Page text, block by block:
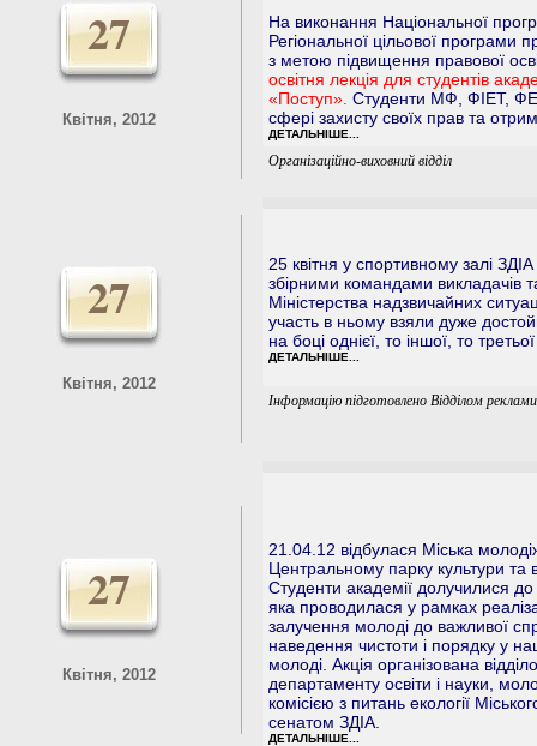
27
Квітня, 2012
На виконання Національної
Регіональної цільової програми
з метою підвищення правової
освітня лекція для студентів
«Поступ». Студенти МФ, ФІЕТ,
сфері захисту своїх прав та
ДЕТАЛЬНІШЕ...
Організаційно-виховний відділ
27
Квітня, 2012
25 квітня у спортивному залі
збірними командами викладачів
Міністерства надзвичайних
участь в ньому взяли дуже
на боці однієї, то іншої, то
ДЕТАЛЬНІШЕ...
Інформацію підготовлено Відділом
27
Квітня, 2012
21.04.12 відбулася Міська
Центральному парку культури та
Студенти академії долучилися до
яка проводилася у рамках
залучення молоді до важливої
наведення чистоти і порядку у
молоді. Акція організована
департаменту освіти і науки,
комісією з питань екології
сенатом ЗДІА.
ДЕТАЛЬНІШЕ...